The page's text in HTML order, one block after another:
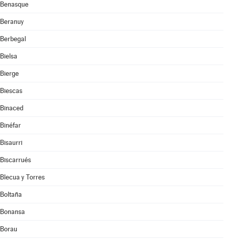
Benasque
Beranuy
Berbegal
Bielsa
Bierge
Biescas
Binaced
Binéfar
Bisaurri
Biscarrués
Blecua y Torres
Boltaña
Bonansa
Borau